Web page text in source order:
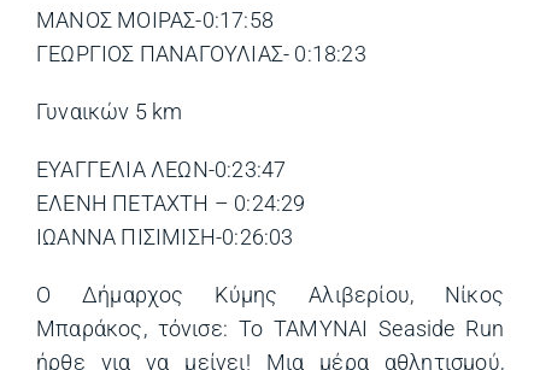
ΜΑΝΟΣ ΜΟΙΡΑΣ-0:17:58
ΓΕΩΡΓΙΟΣ ΠΑΝΑΓΟΥΛΙΑΣ- 0:18:23
Γυναικών 5 km
ΕΥΑΓΓΕΛΙΑ ΛΕΩΝ-0:23:47
ΕΛΕΝΗ ΠΕΤΑΧΤΗ – 0:24:29
ΙΩΑΝΝΑ ΠΙΣΙΜΙΣΗ-0:26:03
Ο Δήμαρχος Κύμης Αλιβερίου, Νίκος
Μπαράκος, τόνισε: Το ΤΑΜΥΝΑΙ Seaside Run
ήρθε για να μείνει! Μια μέρα αθλητισμού,